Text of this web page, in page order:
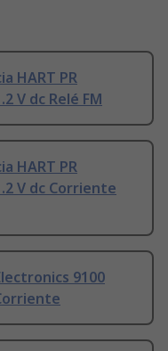
HART PR
V dc Relé FM
HART PR
V dc Corriente
9100